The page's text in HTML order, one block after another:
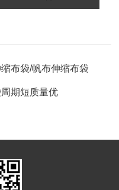
布袋/帆布伸缩布袋
期短质量优